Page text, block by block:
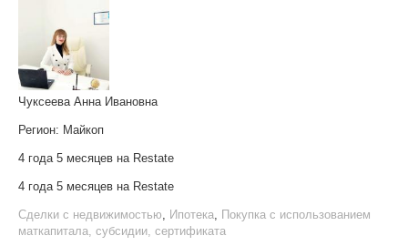
Чуксеева Анна Ивановна
Регион: Майкоп
4 года 5 месяцев на Restate
4 года 5 месяцев на Restate
Сделки с недвижимостью Ипотека
Покупка с использованием
маткапитала, субсидии, сертификата